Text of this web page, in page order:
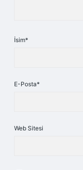
İsim*
E-Posta*
Web Sitesi